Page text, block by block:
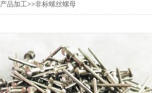
产品加工>>非标螺丝螺母